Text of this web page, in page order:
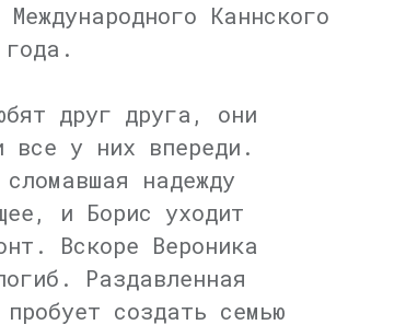
Международного Каннского
года.
друг друга, они
все у них впереди.
надежду
и Борис уходит
Вскоре Вероника
Раздавленная
создать семью